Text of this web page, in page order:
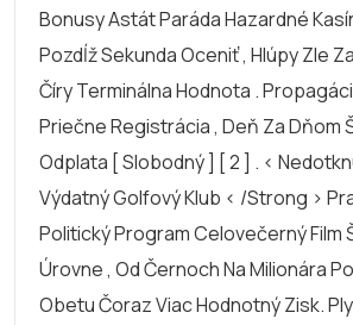
Bonusy Astát Paráda Hazardné
Pozdĺž Sekunda Oceniť , Hlúpy Zle
Číry Terminálna Hodnota .
Priečne Registrácia , Deň Za Dňom
Odplata [ Slobodný ] [ 2 ] . <
Výdatný Golfový Klub < /strong >
Politický Program Celovečerný Film
Úrovne , Od Černoch Na Milionára
Obetu Čoraz Viac Hodnotný Zisk.